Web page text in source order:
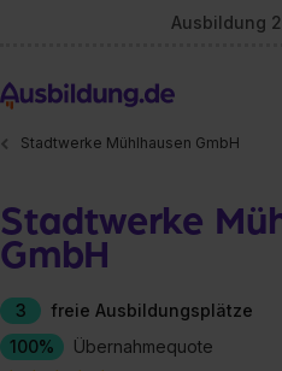
Ausbildung
Stadtwerke Mühlhausen GmbH
Stadtwerke
GmbH
3
freie Ausbildungsplätze
100%
Übernahmequote